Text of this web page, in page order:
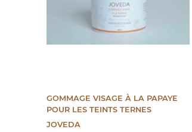
GOMMAGE VISAGE À LA PAPAYE
POUR LES TEINTS TERNES
JOVEDA